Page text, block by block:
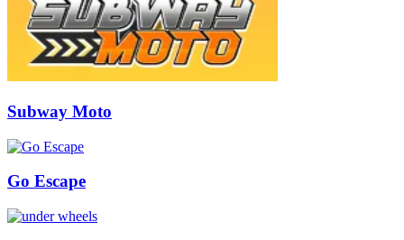
Subway Moto
Go Escape